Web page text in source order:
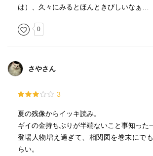
は）、久々にみるとほんときびしいなぁ…
0
さやさん
3
夏の残像からイッキ読み。
ギイの金持ちぶりが半端ないこと事知った
登場人物増え過ぎて、相関図を巻末にで
らい。